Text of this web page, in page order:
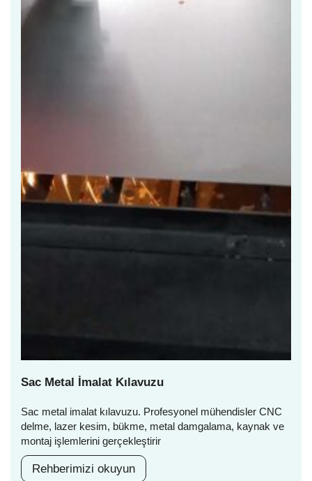
Sac Metal İmalat Kılavuzu
Sac metal imalat kılavuzu. Profesyonel mühendisler CNC
delme, lazer kesim, bükme, metal damgalama, kaynak ve
montaj işlemlerini gerçekleştirir
Rehberimizi okuyun